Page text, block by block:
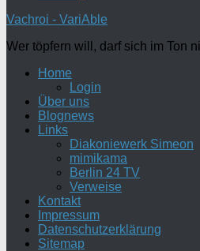
Vachroi - VariAble
Wer töpfern will, darf sich im Ton
Home
Login
Über uns
Blognews
Links
Diakoniewerk Simeon
mimikama
Berlin 24 TV
Verweise
Kontakt
Impressum
Datenschutzerklärung
Sitemap